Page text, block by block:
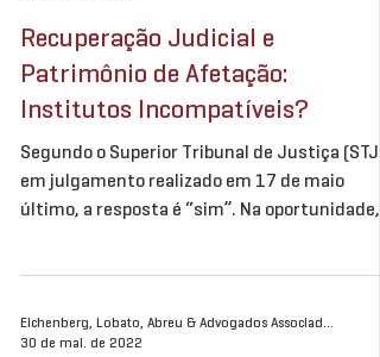
Recuperação Judicial e
Patrimônio de Afetação:
Institutos Incompatíveis?
Segundo o Superior Tribunal de Justiça (STJ),
em julgamento realizado em 17 de maio
último, a resposta é “sim”. Na oportunidade,
Eichenberg, Lobato, Abreu & Advogados Associados
30 de mai. de 2022